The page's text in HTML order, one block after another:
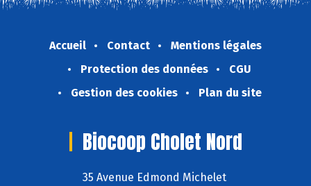
Accueil Contact
Mentions légales
Protection des données
CGU
Gestion des cookies
Plan du site
Biocoop Cholet Nord
35 Avenue Edmond Michelet